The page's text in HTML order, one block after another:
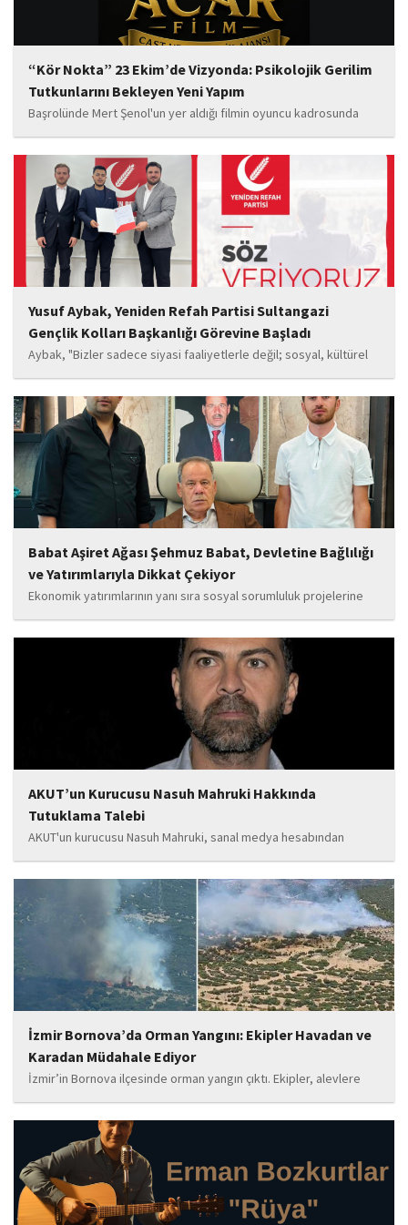
“Kör Nokta” 23 Ekim’de Vizyonda: Psikolojik Gerilim
Tutkunlarını Bekleyen Yeni Yapım
Başrolünde Mert Şenol'un yer aldığı filmin oyuncu kadrosunda
Esma Kıyanç, Ayşe Aktaş, Berna Kıyanç, Gökay Alpaslan Şahin,
Sema Yaldıran, Sıla Altıntaş, İsmail Akkoç, Celal Acar ve çocuk
oyuncu Görkem Akyol...
Yusuf Aybak, Yeniden Refah Partisi Sultangazi
Gençlik Kolları Başkanlığı Görevine Başladı
Aybak, "Bizler sadece siyasi faaliyetlerle değil; sosyal, kültürel
ve manevi değerleri güçlendiren çalışmalarla da gençlerimizin
yanında olacağız. Sultangazi'de birlik ve beraberlik ruhunu daha
da güçlendirecek projeleri hayata geçirmek için ekip...
Babat Aşiret Ağası Şehmuz Babat, Devletine Bağlılığı
ve Yatırımlarıyla Dikkat Çekiyor
Ekonomik yatırımlarının yanı sıra sosyal sorumluluk projelerine
de önem veren Babat'ın, eğitim alanında bir lise ile iki okulun
yapımına katkı sunduğu, ayrıca Şırnak'ın çeşitli noktalarında
tamamlanan ve yapımı devam eden...
AKUT’un Kurucusu Nasuh Mahruki Hakkında
Tutuklama Talebi
AKUT'un kurucusu Nasuh Mahruki, sanal medya hesabından
yaptığı '15 Temmuz' paylaşımı nedeniyle 'Halkı kin ve düşmanlığa
tahrik veya aşağılama' suçundan gözaltına alındı. Mahruki,
tutuklama talebiyle Sulh Ceza Hakimliği'ne sevk edildi.
İzmir Bornova’da Orman Yangını: Ekipler Havadan ve
Karadan Müdahale Ediyor
İzmir’in Bornova ilçesinde orman yangın çıktı. Ekipler, alevlere
havadan ve karadan müdahale ediyor.